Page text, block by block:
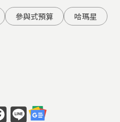
參與式預算
哈瑪星
F Li